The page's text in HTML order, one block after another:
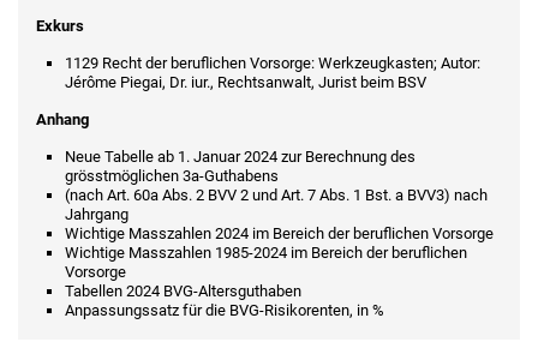
Exkurs
1129 Recht der beruflichen Vorsorge: Werkzeugkasten; Autor:
Jérôme Piegai, Dr. iur., Rechtsanwalt, Jurist beim BSV
Anhang
Neue Tabelle ab 1. Januar 2024 zur Berechnung des
grösstmöglichen 3a-Guthabens
(nach Art. 60a Abs. 2 BVV 2 und Art. 7 Abs. 1 Bst. a BVV3) nach
Jahrgang
Wichtige Masszahlen 2024 im Bereich der beruflichen Vorsorge
Wichtige Masszahlen 1985-2024 im Bereich der beruflichen
Vorsorge
Tabellen 2024 BVG-Altersguthaben
Anpassungssatz für die BVG-Risikorenten, in %